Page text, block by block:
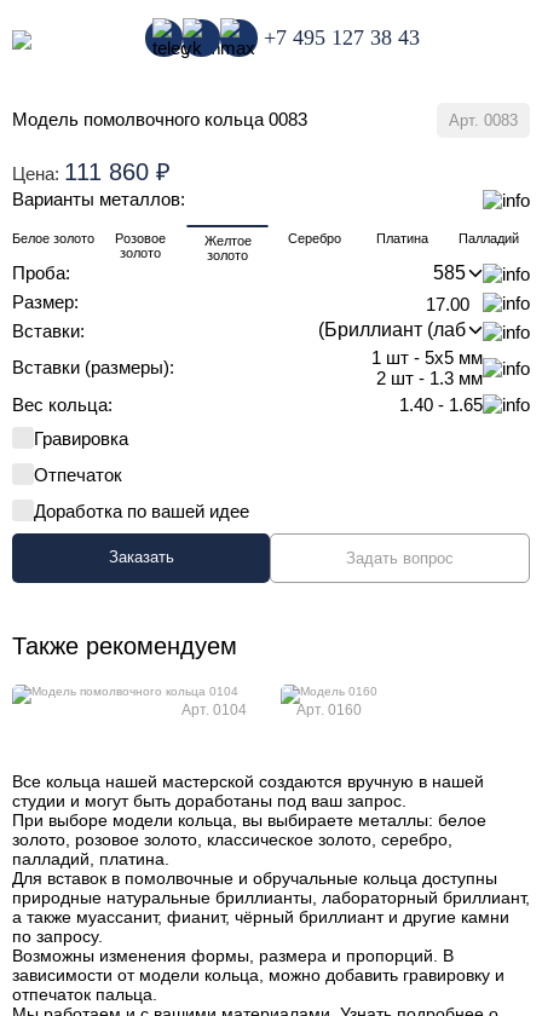
+7 495 127 38 43
Модель помолвочного кольца 0083 Арт. 0083
Цена: 111 860 ₽
Варианты металлов:
Белое золото
Розовое
золото
Желтое
золото
Серебро Платина Палладий
Проба:
Размер:
17.00
Вставки:
Вставки (размеры):
1 шт - 5х5 мм
2 шт - 1.3 мм
Вес кольца:
1.40 - 1.65
Гравировка
Отпечаток
Доработка по вашей идее
Заказать Задать вопрос
Также рекомендуем
Арт. 0104 Арт. 0160
Все кольца нашей мастерской создаются вручную в нашей
студии и могут быть доработаны под ваш запрос.
При выборе модели кольца, вы выбираете металлы: белое
золото, розовое золото, классическое золото, серебро,
палладий, платина.
Для вставок в помолвочные и обручальные кольца доступны
природные натуральные бриллианты, лабораторный бриллиант,
а также муассанит, фианит, чёрный бриллиант и другие камни
по запросу.
Возможны изменения формы, размера и пропорций. В
зависимости от модели кольца, можно добавить гравировку и
отпечаток пальца.